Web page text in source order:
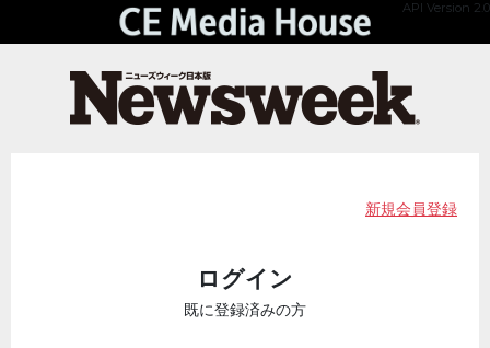
API Version 2.0
新規会員登録
ログイン
既に登録済みの方